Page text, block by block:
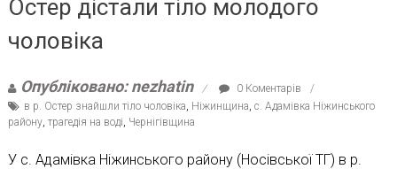
Остер дістали тіло молодого
чоловіка
Опубліковано: nezhatin
0 Коментарів
в р. Остер знайшли тіло чоловіка, Ніжинщина, с. Адамівка Ніжинського
району, трагедія на воді, Чернігівщина
У с. Адамівка Ніжинського району (Носівської ТГ) в р.